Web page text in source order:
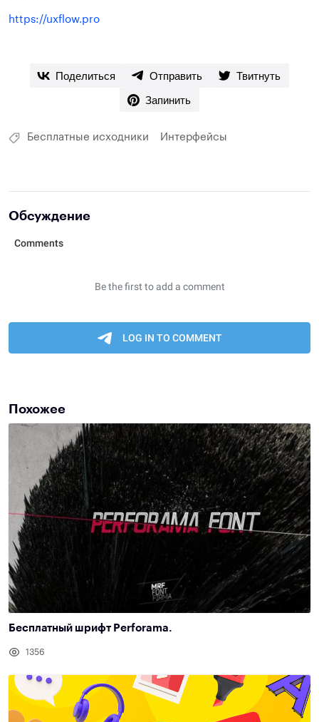
https://uxflow.pro
Поделиться Отправить
Твитнуть
Запинить
Бесплатные исходники Интерфейсы
Обсуждение
Похожее
Бесплатный шрифт Perforama.
1356